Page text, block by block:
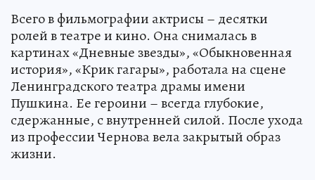
Всего в фильмографии актрисы – десятки
ролей в театре и кино. Она снималась в
картинах «Дневные звезды», «Обыкновенная
история», «Крик гагары», работала на сцене
Ленинградского театра драмы имени
Пушкина. Ее героини – всегда глубокие,
сдержанные, с внутренней силой. После ухода
из профессии Чернова вела закрытый образ
жизни.